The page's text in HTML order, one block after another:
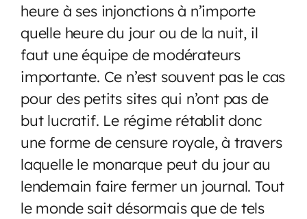
heure à ses injonctions à n’importe
quelle heure du jour ou de la nuit, il
faut une équipe de modérateurs
importante. Ce n’est souvent pas le cas
pour des petits sites qui n’ont pas de
but lucratif. Le régime rétablit donc
une forme de censure royale, à travers
laquelle le monarque peut du jour au
lendemain faire fermer un journal. Tout
le monde sait désormais que de tels